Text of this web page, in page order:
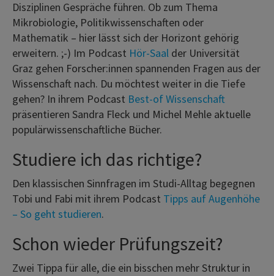
Disziplinen Gespräche führen. Ob zum Thema
Mikrobiologie, Politikwissenschaften oder
Mathematik – hier lässt sich der Horizont gehörig
erweitern. ;-) Im Podcast Hör-Saal der Universität
Graz gehen Forscher:innen spannenden Fragen aus der
Wissenschaft nach. Du möchtest weiter in die Tiefe
gehen? In ihrem Podcast Best-of Wissenschaft
präsentieren Sandra Fleck und Michel Mehle aktuelle
populärwissenschaftliche Bücher.
Studiere ich das richtige?
Den klassischen Sinnfragen im Studi-Alltag begegnen
Tobi und Fabi mit ihrem Podcast Tipps auf Augenhöhe
– So geht studieren.
Schon wieder Prüfungszeit?
Zwei Tippa für alle, die ein bisschen mehr Struktur in